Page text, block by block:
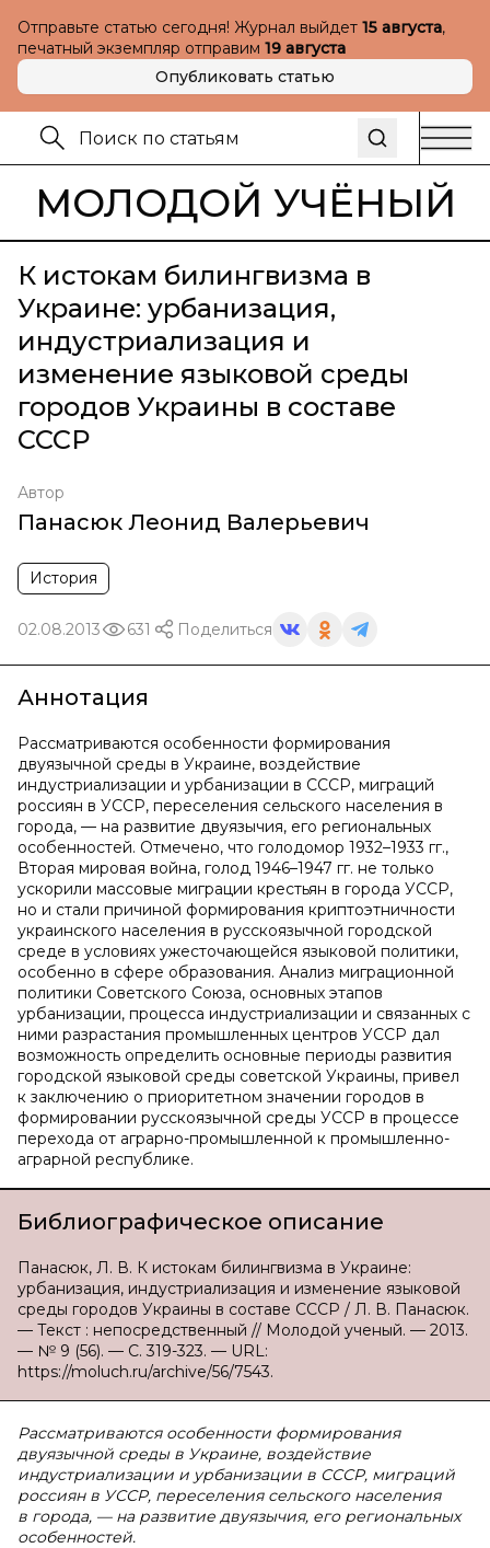
Отправьте статью сегодня! Журнал выйдет 15 августа,
печатный экземпляр отправим 19 августа
Опубликовать статью
МОЛОДОЙ УЧЁНЫЙ
К истокам билингвизма в
Украине: урбанизация,
индустриализация и
изменение языковой среды
городов Украины в составе
СССР
Автор
Панасюк Леонид Валерьевич
История
02.08.2013 631 Поделиться
Аннотация
Рассматриваются особенности формирования
двуязычной среды в Украине, воздействие
индустриализации и урбанизации в СССР, миграций
россиян в УССР, переселения сельского населения в
города, — на развитие двуязычия, его региональных
особенностей. Отмечено, что голодомор 1932–1933 гг.,
Вторая мировая война, голод 1946–1947 гг. не только
ускорили массовые миграции крестьян в города УССР,
но и стали причиной формирования криптоэтничности
украинского населения в русскоязычной городской
среде в условиях ужесточающейся языковой политики,
особенно в сфере образования. Анализ миграционной
политики Советского Союза, основных этапов
урбанизации, процесса индустриализации и связанных с
ними разрастания промышленных центров УССР дал
возможность определить основные периоды развития
городской языковой среды советской Украины, привел
к заключению о приоритетном значении городов в
формировании русскоязычной среды УССР в процессе
перехода от аграрно-промышленной к промышленно-
аграрной республике.
Библиографическое описание
Панасюк, Л. В. К истокам билингвизма в Украине:
урбанизация, индустриализация и изменение языковой
среды городов Украины в составе СССР / Л. В. Панасюк.
— Текст : непосредственный // Молодой ученый. — 2013.
— № 9 (56). — С. 319-323. — URL:
https://moluch.ru/archive/56/7543.
Рассматриваются особенности формирования
двуязычной среды в Украине, воздействие
индустриализации и урбанизации в СССР, миграций
россиян в УССР, переселения сельского населения
в города, — на развитие двуязычия, его региональных
особенностей.